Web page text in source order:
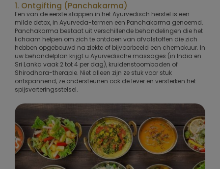
1. Ontgifting (Panchakarma)
Een van de eerste stappen in het Ayurvedisch herstel is een
milde detox, in Ayurveda-termen een Panchakarma genoemd.
Panchakarma bestaat uit verschillende behandelingen die het
lichaam helpen om zich te ontdoen van afvalstoffen die zich
hebben opgebouwd na ziekte of bijvoorbeeld een chemokuur. In
uw behandelplan krijgt u Ayurvedische massages (in India en
Sri Lanka vaak 2 tot 4 per dag), kruidenstoombaden of
Shirodhara-therapie. Niet alleen zijn ze stuk voor stuk
ontspannend, ze ondersteunen ook de lever en versterken het
spijsverteringsstelsel.